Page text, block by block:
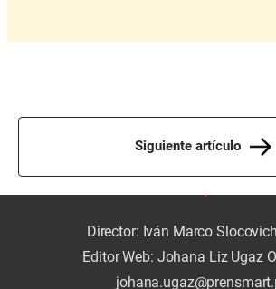
Siguiente artículo
Director: Iván Marco
Editor Web: Johana Liz Ugaz